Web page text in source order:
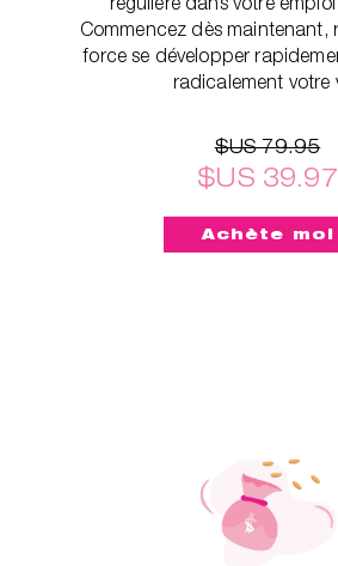
Commencez dès maintenant,
force se développer
radicalement votre
$US 79.95
$US 39.97